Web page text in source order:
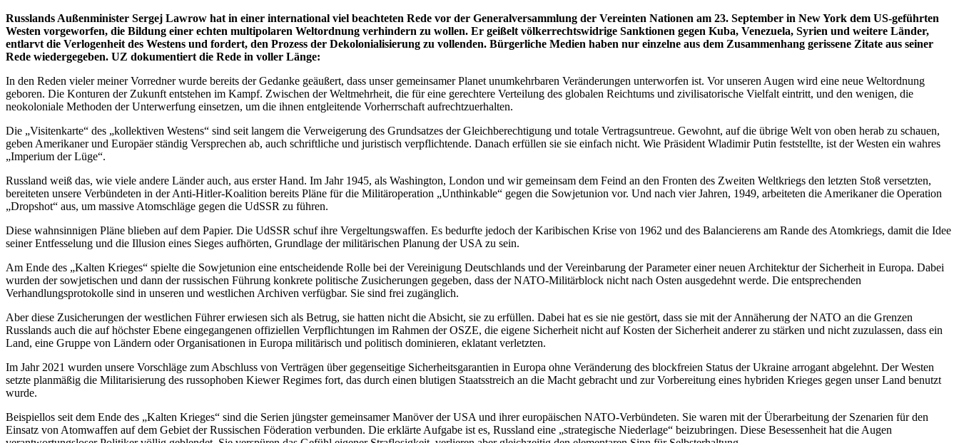
Russlands Außenminister Sergej Lawrow hat in einer international viel beachteten Rede vor der Generalversammlung der Vereinten Nationen am 23. September in New York dem US-geführten
Westen vorgeworfen, die Bildung einer echten multipolaren Weltordnung verhindern zu wollen. Er geißelt völkerrechtswidrige Sanktionen gegen Kuba, Venezuela, Syrien und weitere Länder,
entlarvt die Verlogenheit des Westens und fordert, den Prozess der Dekolonialisierung zu vollenden. Bürgerliche Medien haben nur einzelne aus dem Zusammenhang gerissene Zitate aus seiner
Rede wiedergegeben. UZ dokumentiert die Rede in voller Länge:
In den Reden vieler meiner Vorredner wurde bereits der Gedanke geäußert, dass unser gemeinsamer Planet unumkehrbaren Veränderungen unterworfen ist. Vor unseren Augen wird eine neue Weltordnung
geboren. Die Konturen der Zukunft entstehen im Kampf. Zwischen der Weltmehrheit, die für eine gerechtere Verteilung des globalen Reichtums und zivilisatorische Vielfalt eintritt, und den wenigen, die
neokoloniale Methoden der Unterwerfung einsetzen, um die ihnen entgleitende Vorherrschaft aufrechtzuerhalten.
Die „Visitenkarte“ des „kollektiven Westens“ sind seit langem die Verweigerung des Grundsatzes der Gleichberechtigung und totale Vertragsuntreue. Gewohnt, auf die übrige Welt von oben herab zu schauen,
geben Amerikaner und Europäer ständig Versprechen ab, auch schriftliche und juristisch verpflichtende. Danach erfüllen sie sie einfach nicht. Wie Präsident Wladimir Putin feststellte, ist der Westen ein wahres
„Imperium der Lüge“.
Russland weiß das, wie viele andere Länder auch, aus erster Hand. Im Jahr 1945, als Washington, London und wir gemeinsam dem Feind an den Fronten des Zweiten Weltkriegs den letzten Stoß versetzten,
bereiteten unsere Verbündeten in der Anti-Hitler-Koalition bereits Pläne für die Militäroperation „Unthinkable“ gegen die Sowjetunion vor. Und nach vier Jahren, 1949, arbeiteten die Amerikaner die Operation
„Dropshot“ aus, um massive Atomschläge gegen die UdSSR zu führen.
Diese wahnsinnigen Pläne blieben auf dem Papier. Die UdSSR schuf ihre Vergeltungswaffen. Es bedurfte jedoch der Karibischen Krise von 1962 und des Balancierens am Rande des Atomkriegs, damit die Idee
seiner Entfesselung und die Illusion eines Sieges aufhörten, Grundlage der militärischen Planung der USA zu sein.
Am Ende des „Kalten Krieges“ spielte die Sowjetunion eine entscheidende Rolle bei der Vereinigung Deutschlands und der Vereinbarung der Parameter einer neuen Architektur der Sicherheit in Europa. Dabei
wurden der sowjetischen und dann der russischen Führung konkrete politische Zusicherungen gegeben, dass der NATO-Militärblock nicht nach Osten ausgedehnt werde. Die entsprechenden
Verhandlungsprotokolle sind in unseren und westlichen Archiven verfügbar. Sie sind frei zugänglich.
Aber diese Zusicherungen der westlichen Führer erwiesen sich als Betrug, sie hatten nicht die Absicht, sie zu erfüllen. Dabei hat es sie nie gestört, dass sie mit der Annäherung der NATO an die Grenzen
Russlands auch die auf höchster Ebene eingegangenen offiziellen Verpflichtungen im Rahmen der OSZE, die eigene Sicherheit nicht auf Kosten der Sicherheit anderer zu stärken und nicht zuzulassen, dass ein
Land, eine Gruppe von Ländern oder Organisationen in Europa militärisch und politisch dominieren, eklatant verletzten.
Im Jahr 2021 wurden unsere Vorschläge zum Abschluss von Verträgen über gegenseitige Sicherheitsgarantien in Europa ohne Veränderung des blockfreien Status der Ukraine arrogant abgelehnt. Der Westen
setzte planmäßig die Militarisierung des russophoben Kiewer Regimes fort, das durch einen blutigen Staatsstreich an die Macht gebracht und zur Vorbereitung eines hybriden Krieges gegen unser Land benutzt
wurde.
Beispiellos seit dem Ende des „Kalten Krieges“ sind die Serien jüngster gemeinsamer Manöver der USA und ihrer europäischen NATO-Verbündeten. Sie waren mit der Überarbeitung der Szenarien für den
Einsatz von Atomwaffen auf dem Gebiet der Russischen Föderation verbunden. Die erklärte Aufgabe ist es, Russland eine „strategische Niederlage“ beizubringen. Diese Besessenheit hat die Augen